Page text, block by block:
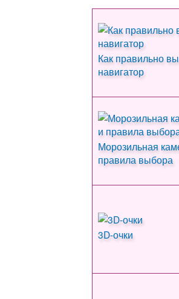
Как правильно
навигатор
Морозильная
правила выбора
3D-очки